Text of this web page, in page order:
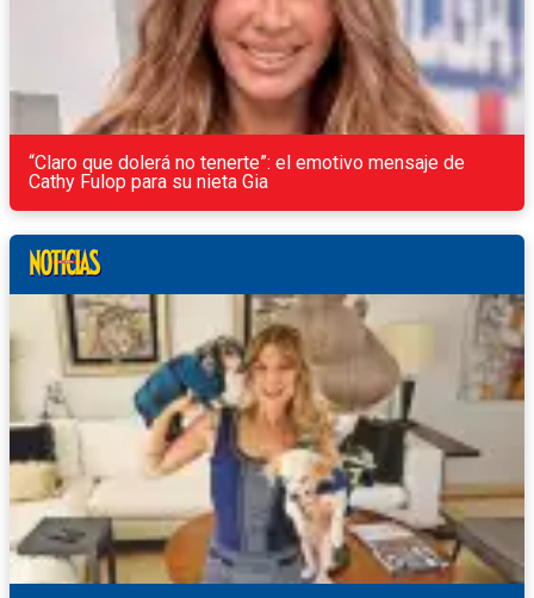
“Claro que dolerá no tenerte”: el emotivo mensaje de
Cathy Fulop para su nieta Gia